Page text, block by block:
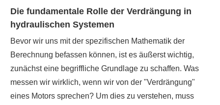
Die fundamentale Rolle der Verdrängung in
hydraulischen Systemen
Bevor wir uns mit der spezifischen Mathematik der
Berechnung befassen können, ist es äußerst wichtig,
zunächst eine begriffliche Grundlage zu schaffen. Was
messen wir wirklich, wenn wir von der "Verdrängung"
eines Motors sprechen? Um dies zu verstehen, muss